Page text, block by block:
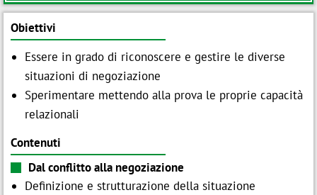
Obiettivi
Essere in grado di riconoscere e gestire le diverse
situazioni di negoziazione
Sperimentare mettendo alla prova le proprie capacità
relazionali
Contenuti
Dal conflitto alla negoziazione
Definizione e strutturazione della situazione
Modalità:Aula <
Durata:2gg (16 ore)
Date:
19-20 Nov 2026
Brochure
Iscrizione entro:
Prezzo:€ 1.400,00
 Modulo d'iscrizioneIT EN